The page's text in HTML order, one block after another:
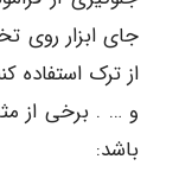
جای ابزار روی
از ترک استفاده
و … . برخی از
باشد: